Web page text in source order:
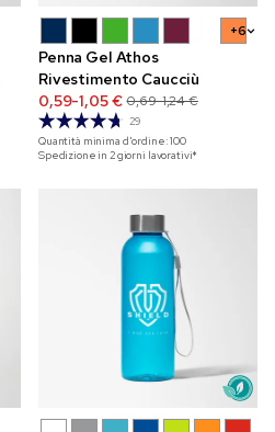
+6
Penna Gel Athos
Rivestimento Caucciù
0,59-1,05 € 0,69-1,24 €
29
Quantità minima d'ordine:100
Spedizione in 2 giorni lavorativi*